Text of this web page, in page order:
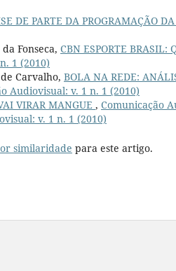
DE PARTE DA PROGRAMAÇÃO
Fonseca, CBN ESPORTE BRASIL:
1 (2010)
Carvalho, BOLA NA REDE:
Audiovisual: v. 1 n. 1 (2010)
VIRAR MANGUE , Comunicação
v. 1 n. 1 (2010)
similaridade para este artigo.